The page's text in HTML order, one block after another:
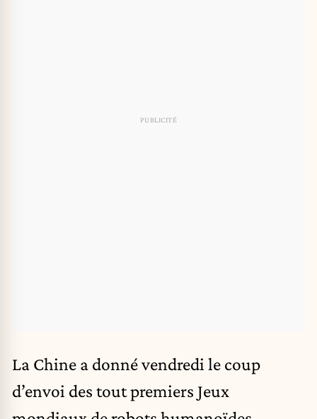
La Chine a donné vendredi le coup
d’envoi des tout premiers Jeux